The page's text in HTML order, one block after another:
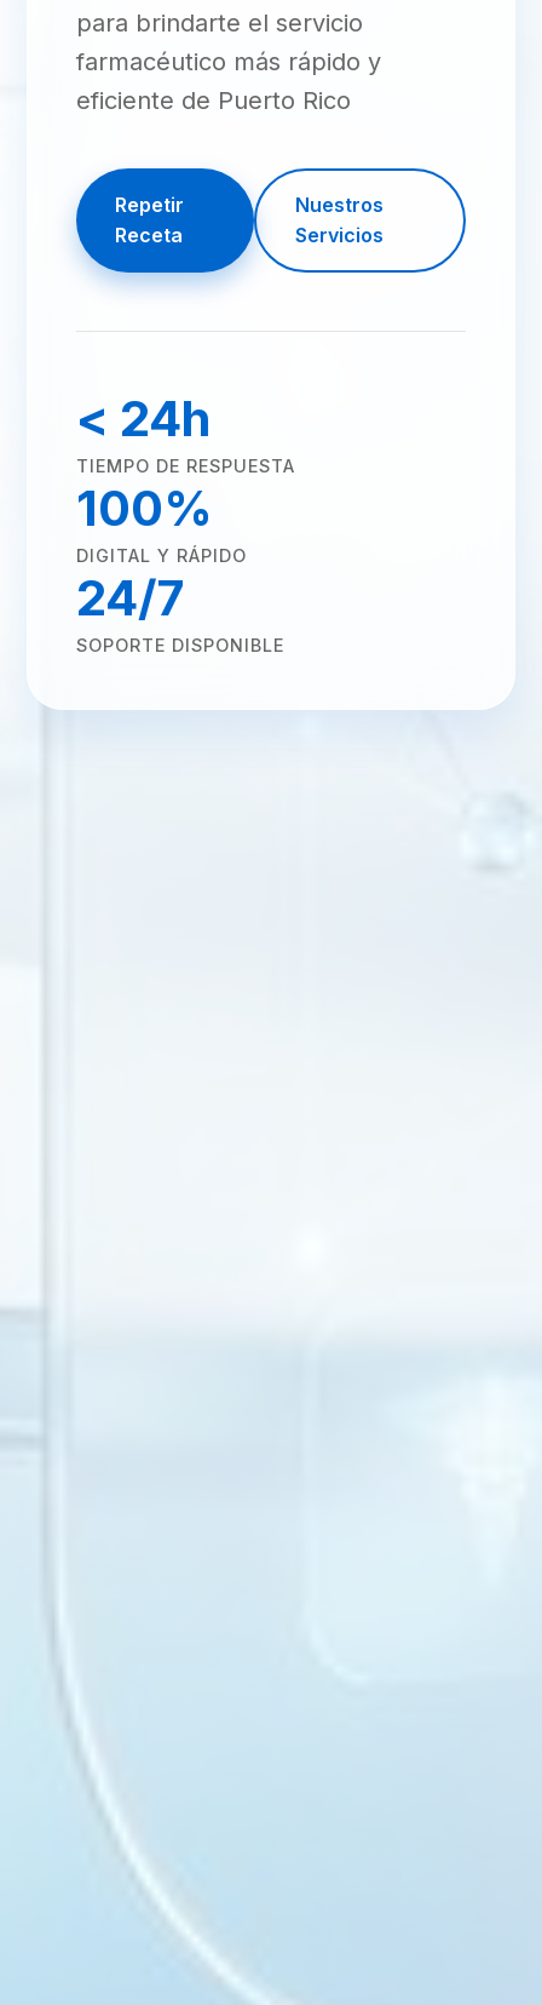
para brindarte el servicio
farmacéutico más rápido y
eficiente de Puerto Rico
Repetir
Receta
Nuestros
Servicios
< 24h
TIEMPO DE RESPUESTA
100%
DIGITAL Y RÁPIDO
24/7
SOPORTE DISPONIBLE